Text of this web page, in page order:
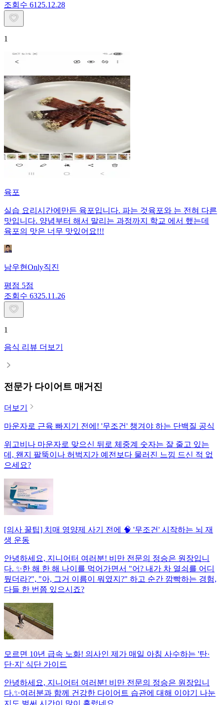
조회수 61 25.12.28
1
육포
실습 요리시간에만든 육포입니다. 파는 것육포와 는 전혀 다른
맛입니다. 양념부터 해서 말리는 과정까지 학교 에서 했는데
육포의 맛은 너무 맛있어요!!!
남우현Only직진
평점 5점
조회수 6325.11.26
1
음식 리뷰 더보기
전문가 다이어트 매거진
더보기
마운자로 근육 빠지기 전에! '무조건' 챙겨야 하는 단백질 공식
위고비나 마운자로 맞으신 뒤로 체중계 숫자는 잘 줄고 있는
데, 왠지 팔뚝이나 허벅지가 예전보다 물러진 느낌 드신 적 없
으세요?
[의사 꿀팁] 치매 영양제 사기 전에 🧠 '무조건' 시작하는 뇌 재
생 운동
안녕하세요, 지니어터 여러분! 비만 전문의 정승은 원장입니
다. ✨한 해 한 해 나이를 먹어가면서 "어? 내가 차 열쇠를 어디
뒀더라?", "아, 그거 이름이 뭐였지?" 하고 순간 깜빡하는 경험,
다들 한 번쯤 있으시죠?
모르면 10년 급속 노화! 의사인 제가 매일 아침 사수하는 '탄·
단·지' 식단 가이드
안녕하세요, 지니어터 여러분! 비만 전문의 정승은 원장입니
다.✨여러분과 함께 건강한 다이어트 습관에 대해 이야기 나눈
지도 벌써 시간이 많이 흘렀네요.